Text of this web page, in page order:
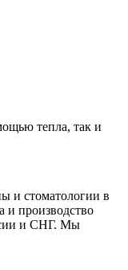
тепла, так и
и стоматологии в
и производство
и СНГ. Мы